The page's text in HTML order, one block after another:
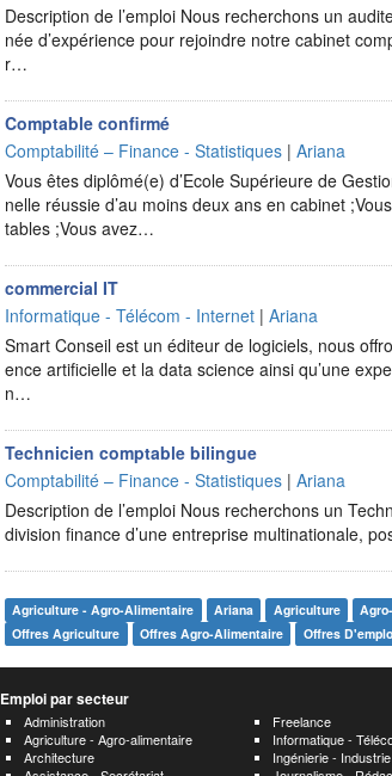
Description de l’emploi Nous recherchons un
née d’expérience pour rejoindre notre cabinet
r…
Comptable confirmé
Comptabilité – Finance - Statistiques |Ariana
Vous êtes diplômé(e) d’Ecole Supérieure de
nelle réussie d’au moins deux ans en cabinet
tables ;Vous avez…
commercial IT
Informatique - Télécom - Internet |Ariana
Smart Conseil est un éditeur de logiciels, nous
ence artificielle et la data science ainsi qu’une
n…
Technicien comptable bilingue
Comptabilité – Finance - Statistiques |Ariana
Description de l’emploi Nous recherchons un
division finance d’une entreprise multinationale,
Agriculture - Agro-Alimentaire Ariana Agriculture
Offres Agriculture
Offres Agro-Alimentaire Offres
Emploi par secteur
Administration
Agriculture - Agro-alimentaire
Architecture
Freelance
Informatique -
Ingénierie -